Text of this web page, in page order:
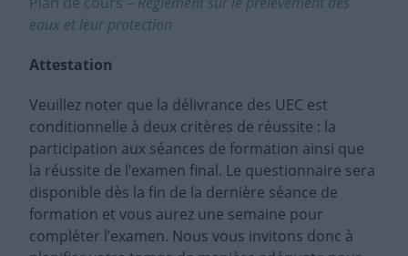
eaux et leur protection
Attestation
Veuillez noter que la délivrance des UEC est
conditionnelle à deux critères de réussite : la
participation aux séances de formation ainsi que
la réussite de l’examen final. Le questionnaire sera
disponible dès la fin de la dernière séance de
formation et vous aurez une semaine pour
compléter l’examen. Nous vous invitons donc à